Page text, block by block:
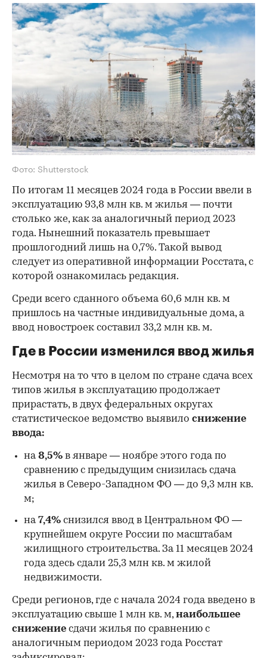
Фото: Shutterstock
По итогам 11 месяцев 2024 года в России ввели в
эксплуатацию 93,8 млн кв. м жилья — почти
столько же, как за аналогичный период 2023
года. Нынешний показатель превышает
прошлогодний лишь на 0,7%. Такой вывод
следует из оперативной информации Росстата, с
которой ознакомилась редакция.
Среди всего сданного объема 60,6 млн кв. м
пришлось на частные индивидуальные дома, а
ввод новостроек составил 33,2 млн кв. м.
Где в России изменился ввод жилья
Несмотря на то что в целом по стране сдача всех
типов жилья в эксплуатацию продолжает
прирастать, в двух федеральных округах
статистическое ведомство выявило снижение
ввода:
на8,5% в январе — ноябре этого года по
сравнению с предыдущим снизилась сдача
жилья в Северо-Западном ФО — до 9,3 млн кв.
м;
на7,4% снизился ввод в Центральном ФО —
крупнейшем округе России по масштабам
жилищного строительства. За 11 месяцев 2024
года здесь сдали 25,3 млн кв. м жилой
недвижимости.
Среди регионов, где с начала 2024 года введено в
эксплуатацию свыше 1 млн кв. м,наибольшее
снижение сдачи жилья по сравнению с
аналогичным периодом 2023 года Росстат